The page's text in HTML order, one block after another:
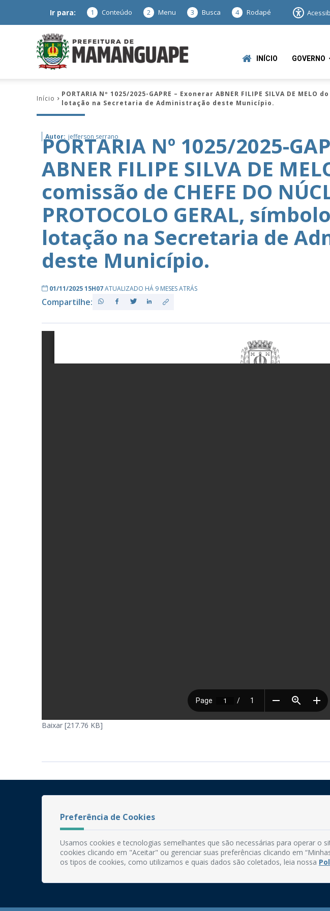
Ir para: 1 Conteúdo 2 Menu 3 Busca 4 Rodapé
de
PB
INÍCIO GOVERNO
Início
PORTARIA Nº 1025/2025-GAPRE – Exonerar ABNER FILIPE SILVA DE
lotação na Secretaria de Administração deste Município.
Autor: jefferson serrano
PORTARIA Nº 1025/2025-
ABNER FILIPE SILVA DE
comissão de CHEFE DO
PROTOCOLO GERAL,
lotação na Secretaria de
deste Município.
01/11/2025 15H07ATUALIZADO HÁ 9 MESES ATRÁS
Compartilhe:
Baixar [217.76 KB]
CEP: 58.280-
Fone:
Email:
Expediente:
Preferência de Cookies
Usamos cookies e tecnologias semelhantes que são necessárias para operar o
cookies clicando em "Aceitar" ou gerenciar suas preferências clicando em
os tipos de cookies, como utilizamos e quais dados são coletados, leia nossa